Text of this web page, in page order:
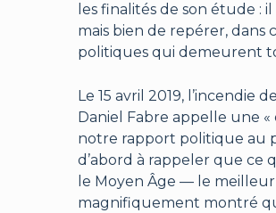
les finalités de son étude :
mais bien de repérer, dans
politiques qui demeurent
Le 15 avril 2019,
Daniel Fabre appelle une
notre rapport politique au
d’abord à rappeler que ce
le Moyen Âge — le
magnifiquement montré